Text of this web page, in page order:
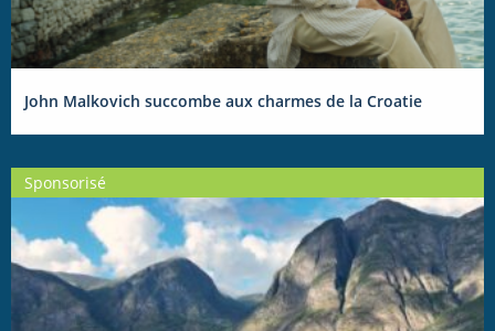
John Malkovich succombe aux charmes de la Croatie
Sponsorisé